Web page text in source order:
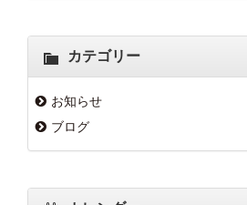
カテゴリー
お知らせ
ブログ